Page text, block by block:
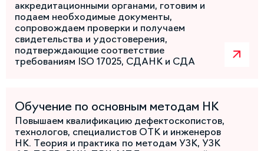
аккредитационными органами, готовим и
подаем необходимые документы,
сопровождаем проверки и получаем
свидетельства и удостоверения,
подтверждающие соответствие
требованиям ISO 17025, СДАНК и СДА
Обучение по основным методам НК
Повышаем квалификацию дефектоскопистов,
технологов, специалистов ОТК и инженеров
НК. Теория и практика по методам УЗК, УЗК